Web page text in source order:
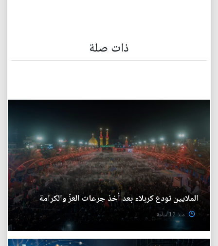
ذات صلة
الملايين تودع كربلاء بعد أخذ جرعات العزّ والكرامة
منذ 12 ساعة